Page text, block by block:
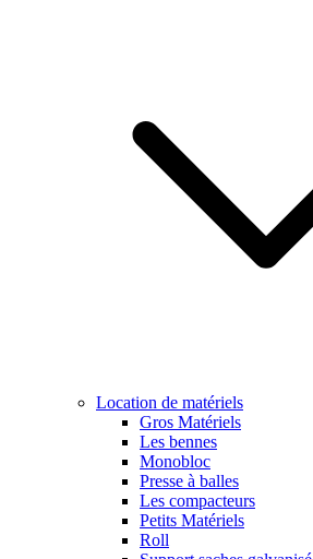
Location de matériels
Gros Matériels
Les bennes
Monobloc
Presse à balles
Les compacteurs
Petits Matériels
Roll